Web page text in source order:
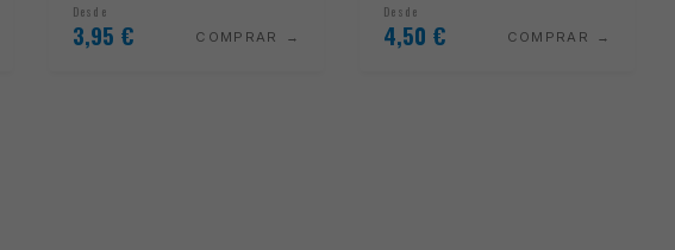
Desde
3,95 € COMPRAR
Desde
4,50 € COMPRAR